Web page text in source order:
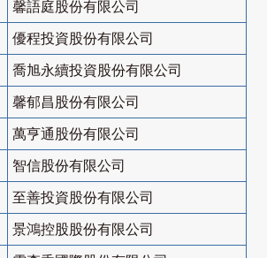
馨語庭股份有限公司
優程投資股份有限公司
喬旭永續投資股份有限公司
馨郁昌股份有限公司
萬亨通股份有限公司
智信股份有限公司
至善投資股份有限公司
景鴻控股股份有限公司